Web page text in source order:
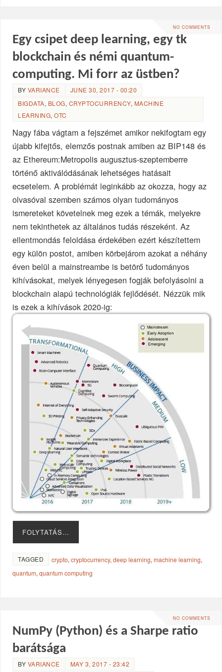
NO COMMENTS
Egy csipet deep learning, egy tk
blockchain és némi quantum-
computing. Mi forr az üstben?
BY VARIANCE
JUNE 30, 2017 - 00:20
BIGDATA, BLOG, CRYPTOCURRENCY, MACHINE
LEARNING,OTC
Nagy fába vágtam a fejszémet amikor nekifogtam egy
újabb kifejtős, elemzős postnak amiben az BIP148 és
az Ethereum:Metropolis augusztus-szeptemberre
történő aktiválódásának lehetséges hatásait
ecsetelem. A problémát leginkább az okozza, hogy az
olvasóval szemben számos olyan tudományos
ismereteket követelnek meg ezek a témák, melyekre
nem tekinthetek az általános tudás részeként. Az
ellentmondás feloldása érdekében ezért készítettem
egy külön postot, amiben körbejárom azokat a néhány
éven belül a mainstreambe is betörő tudományos
kihívásokat, melyek lényegesen fogják befolyásolni a
blockchain alapú technológiák fejlődését. Nézzük mik
is ezek a kihívások 2020-ig:
FOLYTATÁS…
TAGGED crypto,cryptocurrency,deep learning,machine learning,
quantum,quantum computing
NO COMMENTS
NumPy (Python) és a Sharpe ratio
barátsága
BY VARIANCE
MAY 3, 2017 - 23:42